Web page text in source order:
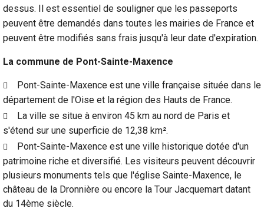
dessus. Il est essentiel de souligner que les passeports
peuvent être demandés dans toutes les mairies de France et
peuvent être modifiés sans frais jusqu'à leur date d'expiration.
La commune de Pont-Sainte-Maxence
Pont-Sainte-Maxence est une ville française située dans le
département de l'Oise et la région des Hauts de France.
La ville se situe à environ 45 km au nord de Paris et
s'étend sur une superficie de 12,38 km².
Pont-Sainte-Maxence est une ville historique dotée d'un
patrimoine riche et diversifié. Les visiteurs peuvent découvrir
plusieurs monuments tels que l'église Sainte-Maxence, le
château de la Dronnière ou encore la Tour Jacquemart datant
du 14ème siècle.